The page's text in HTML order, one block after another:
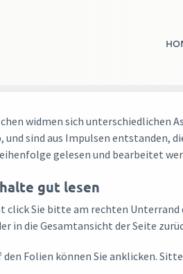
widmen sich unterschiedlichen
und sind aus Impulsen entstanden,
gelesen und bearbeitet
gut lesen
click Sie bitte am rechten
in die Gesamtansicht der Seite
Folien können Sie anklicken.